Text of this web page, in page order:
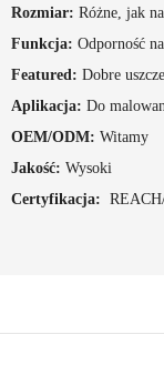
Rozmiar: Różne, jak
Funkcja: Odporność
Featured: Dobre
Aplikacja: Do
OEM/ODM: Witamy
Jakość: Wysoki
Certyfikacja: